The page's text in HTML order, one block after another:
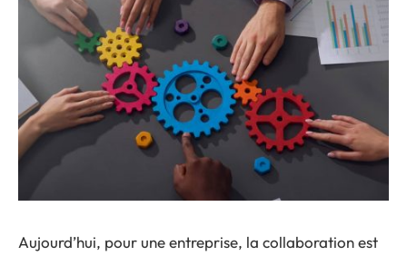
Aujourd’hui, pour une entreprise, la collaboration est